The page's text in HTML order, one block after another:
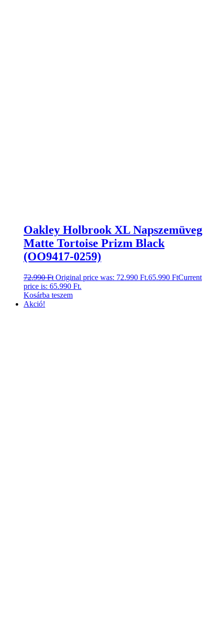
Oakley Holbrook XL Napszemüveg
Matte Tortoise Prizm Black
(OO9417-0259)
72.990Ft Original price was: 72.990 Ft.65.990 FtCurrent
price is: 65.990 Ft.
Kosárba teszem
Akció!